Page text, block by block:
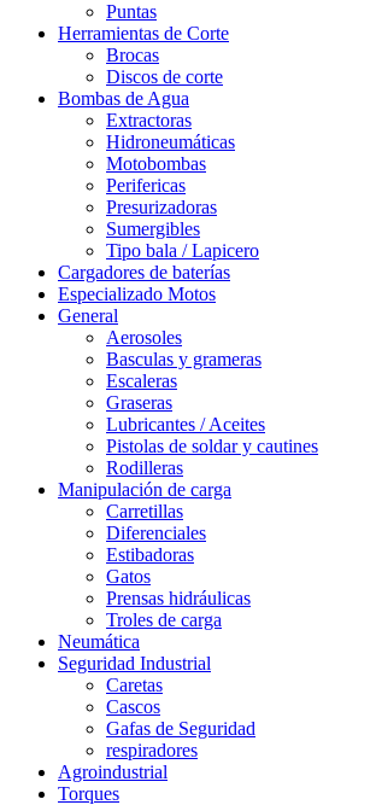
Puntas
Herramientas de Corte
Brocas
Discos de corte
Bombas de Agua
Extractoras
Hidroneumáticas
Motobombas
Perifericas
Presurizadoras
Sumergibles
Tipo bala / Lapicero
Cargadores de baterías
Especializado Motos
General
Aerosoles
Basculas y grameras
Escaleras
Graseras
Lubricantes / Aceites
Pistolas de soldar y cautines
Rodilleras
Manipulación de carga
Carretillas
Diferenciales
Estibadoras
Gatos
Prensas hidráulicas
Troles de carga
Neumática
Seguridad Industrial
Caretas
Cascos
Gafas de Seguridad
respiradores
Agroindustrial
Torques